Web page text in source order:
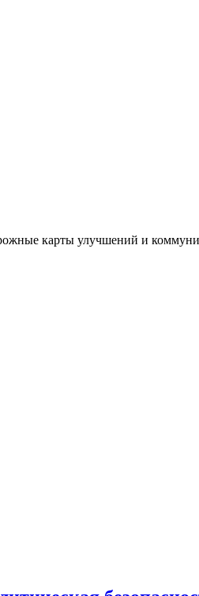
карты улучшений и